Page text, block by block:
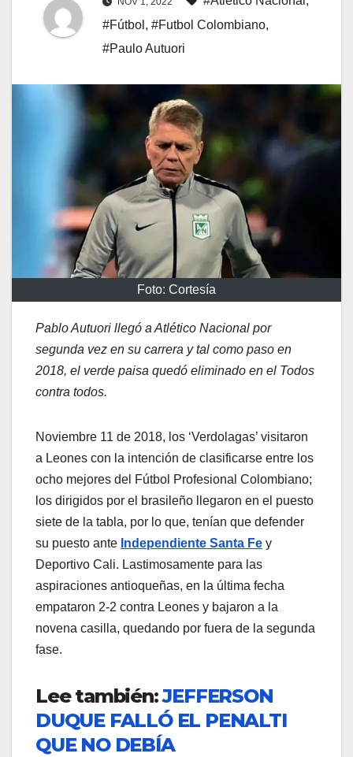
#Fútbol , #Futbol Colombiano,
#Paulo Autuori
Foto: Cortesía
Pablo Autuori llegó a Atlético Nacional por
segunda vez en su carrera y tal como paso en
2018, el verde paisa quedó eliminado en el Todos
contra todos.
Noviembre 11 de 2018, los ‘Verdolagas’ visitaron
a Leones con la intención de clasificarse entre los
ocho mejores del Fútbol Profesional Colombiano;
los dirigidos por el brasileño llegaron en el puesto
siete de la tabla, por lo que, tenían que defender
su puesto ante Independiente Santa Fe y
Deportivo Cali. Lastimosamente para las
aspiraciones antioqueñas, en la última fecha
empataron 2-2 contra Leones y bajaron a la
novena casilla, quedando por fuera de la segunda
fase.
Lee también:JEFFERSON
DUQUE FALLÓ EL PENALTI
QUE NO DEBÍA